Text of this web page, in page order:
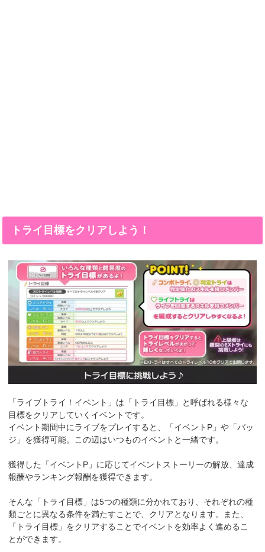
トライ目標をクリアしよう！
「ライブトライ！イベント」は「トライ目標」と呼ばれる様々な
目標をクリアしていくイベントです。
イベント期間中にライブをプレイすると、「イベントP」や「バッ
ジ」を獲得可能。この辺はいつものイベントと一緒です。
獲得した「イベントP」に応じてイベントストーリーの解放、達成
報酬やランキング報酬を獲得できます。
そんな「トライ目標」は5つの種類に分かれており、それぞれの種
類ごとに異なる条件を満たすことで、クリアとなります。また、
「トライ目標」をクリアすることでイベントを効率よく進めるこ
とができます。